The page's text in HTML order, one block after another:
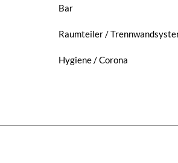
Bar
Raumteiler /
Hygiene / Corona